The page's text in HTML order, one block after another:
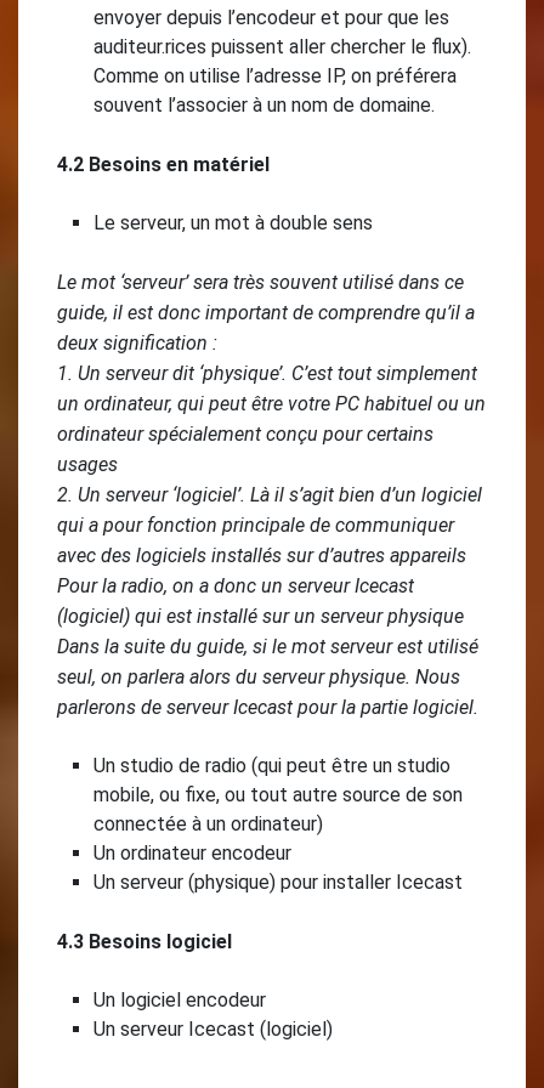
envoyer depuis l’encodeur et pour que les
auditeur.rices puissent aller chercher le flux).
Comme on utilise l’adresse IP, on préférera
souvent l’associer à un nom de domaine.
4.2 Besoins en matériel
Le serveur, un mot à double sens
Le mot ‘serveur’ sera très souvent utilisé dans ce
guide, il est donc important de comprendre qu’il a
deux signification :
1. Un serveur dit ‘physique’. C’est tout simplement
un ordinateur, qui peut être votre PC habituel ou un
ordinateur spécialement conçu pour certains
usages
2. Un serveur ‘logiciel’. Là il s’agit bien d’un logiciel
qui a pour fonction principale de communiquer
avec des logiciels installés sur d’autres appareils
Pour la radio, on a donc un serveur Icecast
(logiciel) qui est installé sur un serveur physique
Dans la suite du guide, si le mot serveur est utilisé
seul, on parlera alors du serveur physique. Nous
parlerons de serveur Icecast pour la partie logiciel.
Un studio de radio (qui peut être un studio
mobile, ou fixe, ou tout autre source de son
connectée à un ordinateur)
Un ordinateur encodeur
Un serveur (physique) pour installer Icecast
4.3 Besoins logiciel
Un logiciel encodeur
Un serveur Icecast (logiciel)